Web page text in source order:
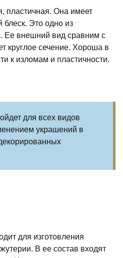
пластичная. Она имеет
блеск. Это одно из
Ее внешний вид сравним с
круглое сечение. Хороша в
к изломам и пластичности.
для всех видов
украшений в
для изготовления
В ее состав входят